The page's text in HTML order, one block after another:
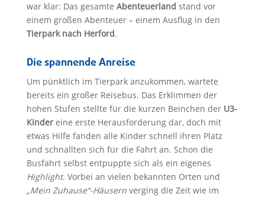
war klar: Das gesamte Abenteuerland stand vor
einem großen Abenteuer – einem Ausflug in den
Tierpark nach Herford.
Die spannende Anreise
Um pünktlich im Tierpark anzukommen, wartete
bereits ein großer Reisebus. Das Erklimmen der
hohen Stufen stellte für die kurzen Beinchen der U3-
Kindereine erste Herausforderung dar, doch mit
etwas Hilfe fanden alle Kinder schnell ihren Platz
und schnallten sich für die Fahrt an. Schon die
Busfahrt selbst entpuppte sich als ein eigenes
Highlight. Vorbei an vielen bekannten Orten und
„Mein Zuhause“-Häusernverging die Zeit wie im